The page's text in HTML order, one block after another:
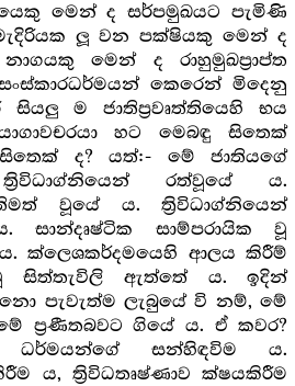
මෙන් ද සර්පමුඛයට පැමිණි
ලූ වන පක්ෂියකු මෙන් ද
මෙන් ද රාහුමුඛප්‍රාප්ත
කෙරෙන් මිදෙනු
ම ජාතිප්‍ර‍වෘත්තියෙහි භය
හට මෙබඳු සිතෙක්
ද? යත්:- මේ ජාතියගේ
රත්වූයේ ය.
වූයේ ය. ත්‍රිවිධාග්නියෙන්
සාන්දෘෂ්ටික සාම්පරායික වූ
ක්ලෙශකර්දමයෙහි ආලය කිරීම්
සිත්තැවිලි ඇත්තේ ය. ඉදින්
පැවැත්ම ලැබුයේ වි නම්, මේ
ප්‍ර‍ණීතබවට ගියේ ය. ඒ කවර?
ධර්මයන්ගේ සන්හිඳවිම ය.
ය, ත්‍රිවිධතෘෂ්ණාව ක්ෂයකිරීම